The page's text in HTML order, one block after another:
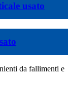
usato
da fallimenti e